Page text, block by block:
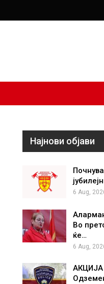
Најнови објави
6 Aug,
Во
ќе…
6 Aug,